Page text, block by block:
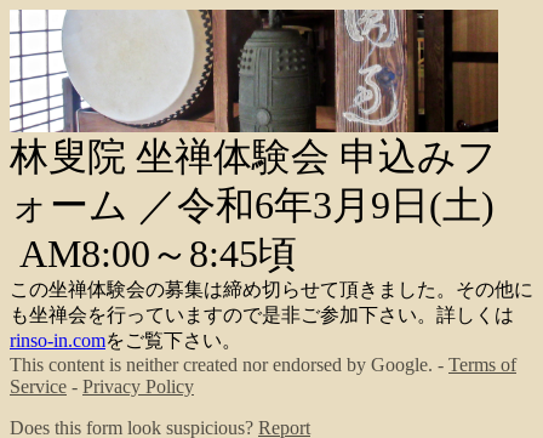
林叟院 坐禅体験会 申込みフ
ォーム ／令和6年3月9日(土)
AM8:00～8:45頃
この坐禅体験会の募集は締め切らせて頂きました。その他に
も坐禅会を行っていますので是非ご参加下さい。詳しくは
rinso-in.comをご覧下さい。
This content is neither created nor endorsed by Google. - Terms of
Service - Privacy Policy
Does this form look suspicious? Report